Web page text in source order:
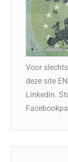
Voor
deze site
Linkedin.